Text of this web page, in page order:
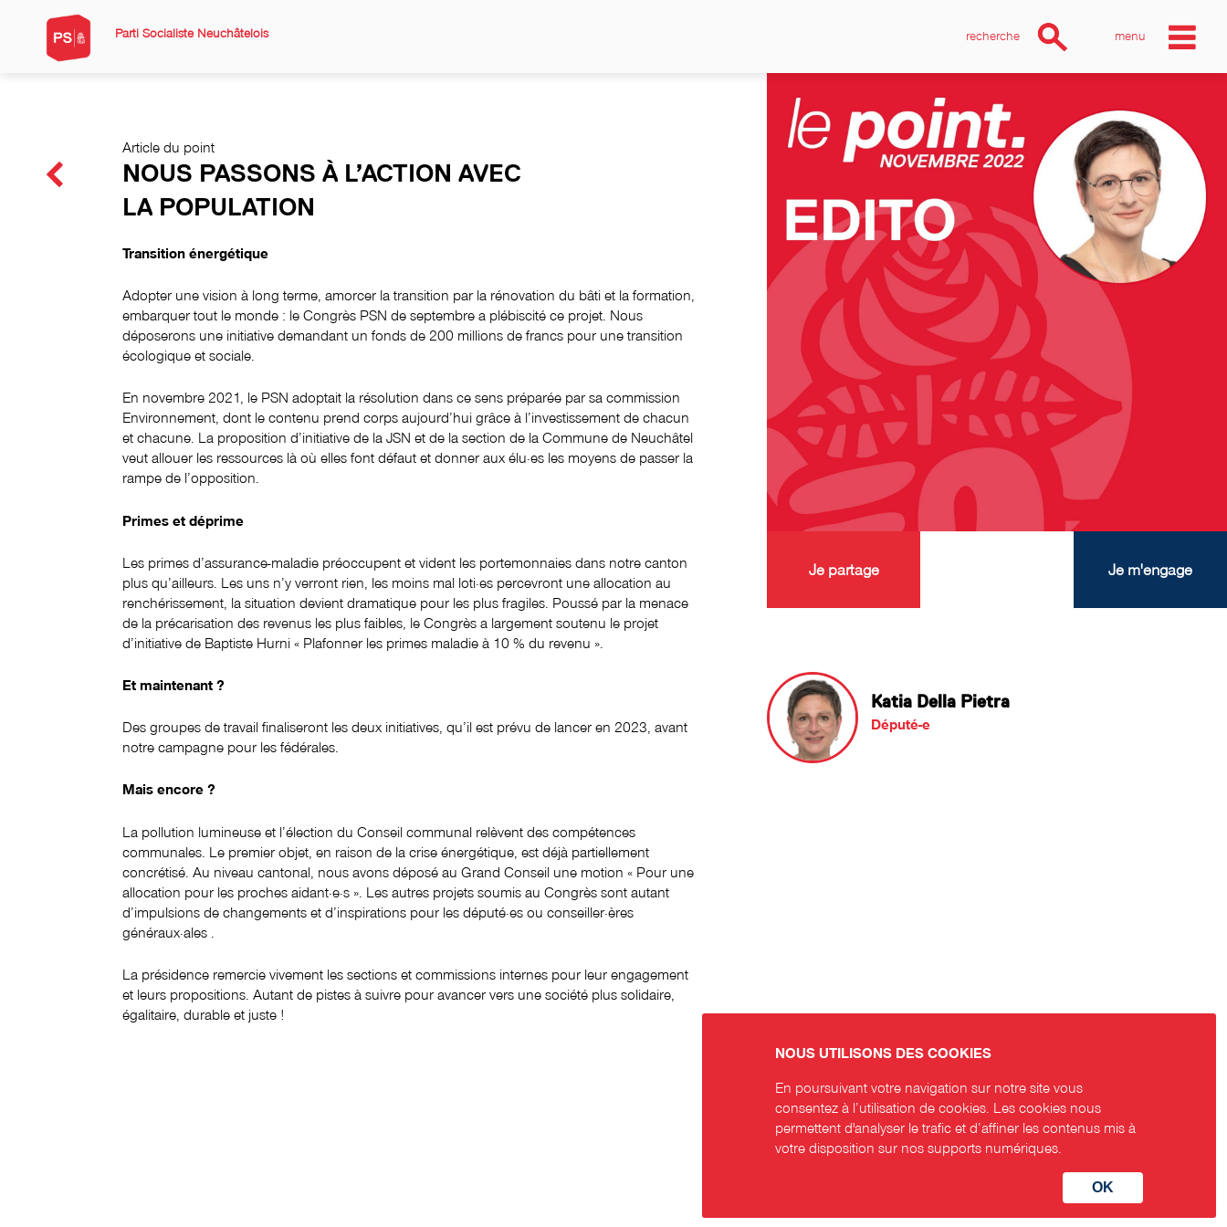
Parti Socialiste Neuchâtelois menu
recherche
Article du point
NOUS PASSONS À L’ACTION AVEC
LA POPULATION
Transition énergétique
Adopter une vision à long terme, amorcer la transition par la rénovation du bâti et la formation,
embarquer tout le monde : le Congrès PSN de septembre a plébiscité ce projet. Nous
déposerons une initiative demandant un fonds de 200 millions de francs pour une transition
écologique et sociale.
En novembre 2021, le PSN adoptait la résolution dans ce sens préparée par sa commission
Environnement, dont le contenu prend corps aujourd’hui grâce à l’investissement de chacun
et chacune. La proposition d’initiative de la JSN et de la section de la Commune de Neuchâtel
veut allouer les ressources là où elles font défaut et donner aux élu·es les moyens de passer la
rampe de l’opposition.
Primes et déprime
Les primes d’assurance-maladie préoccupent et vident les portemonnaies dans notre canton
plus qu’ailleurs. Les uns n’y verront rien, les moins mal loti·es percevront une allocation au
renchérissement, la situation devient dramatique pour les plus fragiles. Poussé par la menace
de la précarisation des revenus les plus faibles, le Congrès a largement soutenu le projet
d’initiative de Baptiste Hurni « Plafonner les primes maladie à 10 % du revenu ».
Et maintenant ?
Des groupes de travail finaliseront les deux initiatives, qu’il est prévu de lancer en 2023, avant
notre campagne pour les fédérales.
Mais encore ?
La pollution lumineuse et l’élection du Conseil communal relèvent des compétences
communales. Le premier objet, en raison de la crise énergétique, est déjà partiellement
concrétisé. Au niveau cantonal, nous avons déposé au Grand Conseil une motion « Pour une
allocation pour les proches aidant∙e∙s ». Les autres projets soumis au Congrès sont autant
d’impulsions de changements et d’inspirations pour les député·es ou conseiller·ères
généraux·ales .
La présidence remercie vivement les sections et commissions internes pour leur engagement
et leurs propositions. Autant de pistes à suivre pour avancer vers une société plus solidaire,
égalitaire, durable et juste !
Je partage Je m'engage
Katia Della Pietra
Député-e
NOUS UTILISONS DES COOKIES
En poursuivant votre navigation sur notre site vous
consentez à l’utilisation de cookies. Les cookies nous
permettent d'analyser le trafic et d’affiner les contenus mis à
votre disposition sur nos supports numériques.